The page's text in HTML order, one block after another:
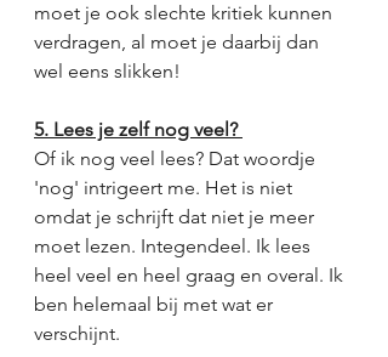
moet je ook slechte kritiek kunnen
verdragen, al moet je daarbij dan
wel eens slikken!
5. Lees je zelf nog veel?
Of ik nog veel lees? Dat woordje
'nog' intrigeert me. Het is niet
omdat je schrijft dat niet je meer
moet lezen. Integendeel. Ik lees
heel veel en heel graag en overal. Ik
ben helemaal bij met wat er
verschijnt.